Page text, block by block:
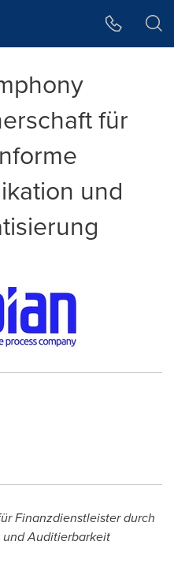
für
und
Finanzdienstleister durch
und Auditierbarkeit